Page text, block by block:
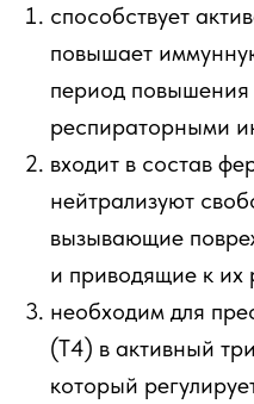
способствует
повышает
период повышения
респираторными
входит в состав
нейтрализуют
вызывающие
и приводящие к
необходим для
(Т4) в активный
который